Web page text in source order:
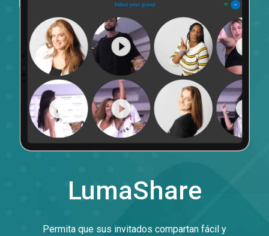
LumaShare
Permita que sus invitados compartan fácil y